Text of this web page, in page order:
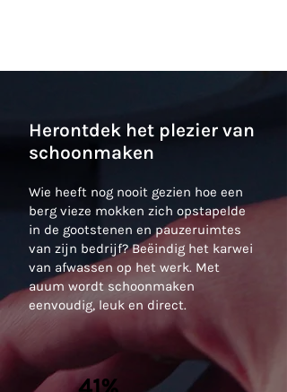
Herontdek het plezier van
schoonmaken
Wie heeft nog nooit gezien hoe een
berg vieze mokken zich opstapelde
in de gootstenen en pauzeruimtes
van zijn bedrijf? Beëindig het karwei
van afwassen op het werk. Met
auum wordt schoonmaken
eenvoudig, leuk en direct.